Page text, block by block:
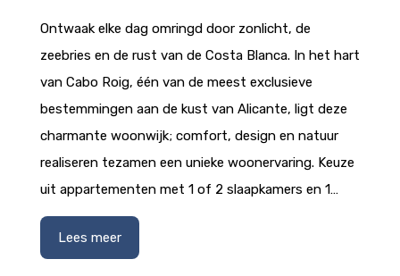
Ontwaak elke dag omringd door zonlicht, de
zeebries en de rust van de Costa Blanca. In het hart
van Cabo Roig, één van de meest exclusieve
bestemmingen aan de kust van Alicante, ligt deze
charmante woonwijk; comfort, design en natuur
realiseren tezamen een unieke woonervaring. Keuze
uit appartementen met 1 of 2 slaapkamers en 1…
Lees meer